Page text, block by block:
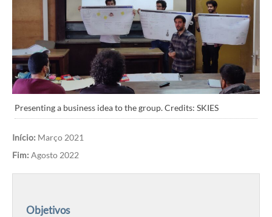
Presenting a business idea to the group. Credits: SKIES
Início: Março 2021
Fim: Agosto 2022
Objetivos